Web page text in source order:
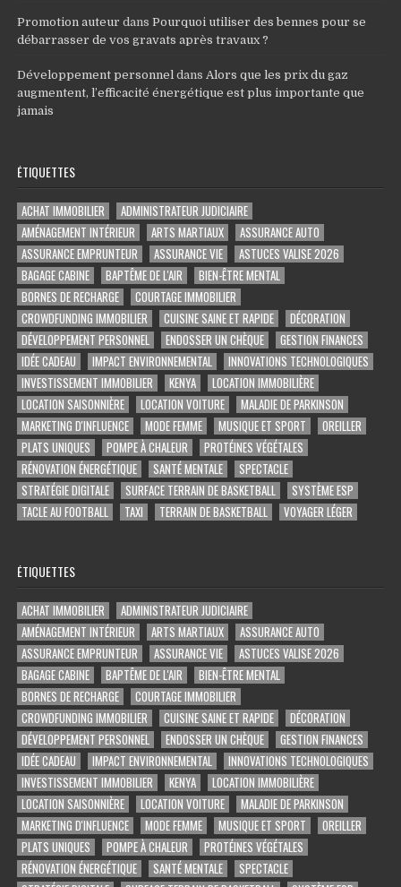
Promotion auteur dansPourquoi utiliser des bennes pour se
débarrasser de vos gravats après travaux ?
Développement personnel dans Alors que les prix du gaz
augmentent, l’efficacité énergétique est plus importante que
jamais
ÉTIQUETTES
ACHAT IMMOBILIER
ADMINISTRATEUR JUDICIAIRE
AMÉNAGEMENT INTÉRIEUR
ARTS MARTIAUX
ASSURANCE AUTO
ASSURANCE EMPRUNTEUR
ASSURANCE VIE
ASTUCES VALISE 2026
BAGAGE CABINE
BAPTÊME DE L'AIR
BIEN-ÊTRE MENTAL
BORNES DE RECHARGE
COURTAGE IMMOBILIER
CROWDFUNDING IMMOBILIER
CUISINE SAINE ET RAPIDE
DÉCORATION
DÉVELOPPEMENT PERSONNEL
ENDOSSER UN CHÈQUE
GESTION FINANCES
IDÉE CADEAU
IMPACT ENVIRONNEMENTAL
INNOVATIONS TECHNOLOGIQUES
INVESTISSEMENT IMMOBILIER
KENYA
LOCATION IMMOBILIÈRE
LOCATION SAISONNIÈRE
LOCATION VOITURE
MALADIE DE PARKINSON
MARKETING D'INFLUENCE
MODE FEMME MUSIQUE ET SPORT
OREILLER
PLATS UNIQUES
POMPE À CHALEUR
PROTÉINES VÉGÉTALES
RÉNOVATION ÉNERGÉTIQUE
SANTÉ MENTALE
SPECTACLE
STRATÉGIE DIGITALE
SURFACE TERRAIN DE BASKETBALL
SYSTÈME ESP
TACLE AU FOOTBALL
TAXI TERRAIN DE BASKETBALL VOYAGER LÉGER
ÉTIQUETTES
ACHAT IMMOBILIER
ADMINISTRATEUR JUDICIAIRE
AMÉNAGEMENT INTÉRIEUR
ARTS MARTIAUX
ASSURANCE AUTO
ASSURANCE EMPRUNTEUR
ASSURANCE VIE
ASTUCES VALISE 2026
BAGAGE CABINE
BAPTÊME DE L'AIR
BIEN-ÊTRE MENTAL
BORNES DE RECHARGE
COURTAGE IMMOBILIER
CROWDFUNDING IMMOBILIER
CUISINE SAINE ET RAPIDE
DÉCORATION
DÉVELOPPEMENT PERSONNEL
ENDOSSER UN CHÈQUE
GESTION FINANCES
IDÉE CADEAU
IMPACT ENVIRONNEMENTAL
INNOVATIONS TECHNOLOGIQUES
INVESTISSEMENT IMMOBILIER
KENYA
LOCATION IMMOBILIÈRE
LOCATION SAISONNIÈRE
LOCATION VOITURE
MALADIE DE PARKINSON
MARKETING D'INFLUENCE
MODE FEMME MUSIQUE ET SPORT
OREILLER
PLATS UNIQUES
POMPE À CHALEUR
PROTÉINES VÉGÉTALES
RÉNOVATION ÉNERGÉTIQUE
SANTÉ MENTALE
SPECTACLE